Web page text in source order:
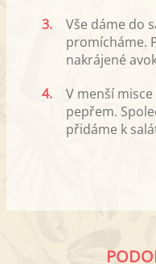
3.
Vše dáme do
promícháme.
nakrájené
4.
V menší
pepřem.
přidáme k